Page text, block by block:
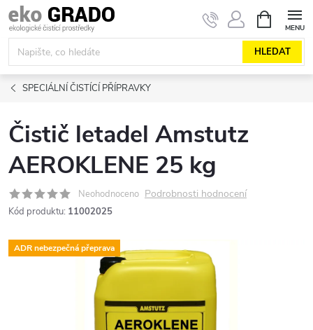
Přejít
na
obsah
HLEDAT
NÁKUPNÍ
KOŠÍK
SPECIÁLNÍ ČISTÍCÍ PŘÍPRAVKY
Čistič letadel Amstutz
AEROKLENE 25 kg
Neohodnoceno Podrobnosti hodnocení
Kód produktu: 11002025
ADR nebezpečná přeprava